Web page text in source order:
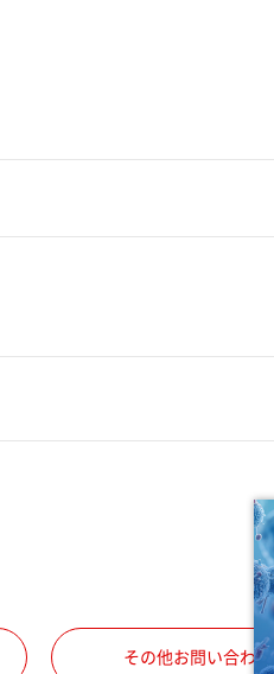
その他お問い合わせ